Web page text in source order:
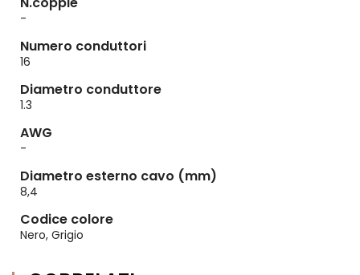
-
Numero conduttori
16
Diametro conduttore
1.3
AWG
-
Diametro esterno cavo (mm)
8,4
Codice colore
Nero, Grigio